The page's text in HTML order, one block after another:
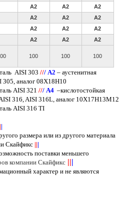
A2 A2
A2
A2 A2
A2
A2 A2
A2
A2 A2 A2
100 100 100
AISI 303 /// А2 – аустенитная
305, аналог 08Х18Н10
AISI 321 /// А4 –кислотостойкая
316, AISI 316L , аналог 10Х17Н13М12
AISI 316 TI
|
размера или из другого материала
Скайфикс |||
поставки меньшего
компании Скайфикс |||
характер и не являются